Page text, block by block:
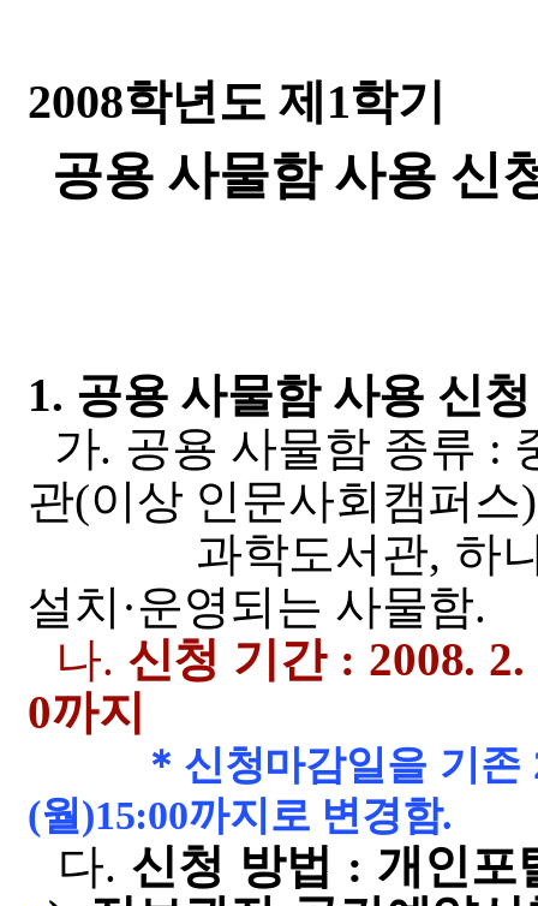
2008학년도 제1학기
공용 사물함 사용 신
1. 공용 사물함 사용 신
가. 공용 사물함 종류 :
관(이상 인문사회캠퍼스
과학도서관, 하나
설치·운영되는 사물함.
나. 신청 기간 : 2008.
0까지
＊신청마감일을 기존
(월)15:00까지로 변경함.
다. 신청 방법 : 개인포